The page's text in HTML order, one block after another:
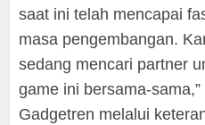
saat ini telah mencapai
masa pengembangan.
sedang mencari partner
game ini bersama-
Gadgetren melalui